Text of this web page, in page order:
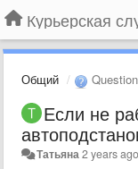
Курьерская
Общий
Если не
Татьяна 2 years ago